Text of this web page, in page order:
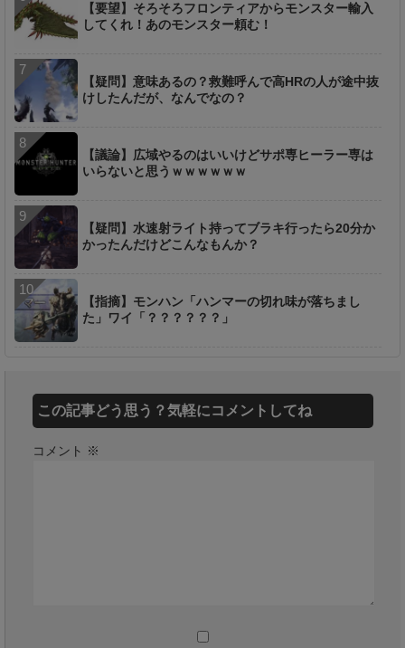
【要望】そろそろフロンティアからモンスター輸入
してくれ！あのモンスター頼む！
【疑問】意味あるの？救難呼んで高HRの人が途中抜
けしたんだが、なんでなの？
【議論】広域やるのはいいけどサポ専ヒーラー専は
いらないと思うｗｗｗｗｗｗ
【疑問】水速射ライト持ってブラキ行ったら20分か
かったんだけどこんなもんか？
【指摘】モンハン「ハンマーの切れ味が落ちまし
た」ワイ「？？？？？？」
この記事どう思う？気軽にコメントしてね
コメント ※